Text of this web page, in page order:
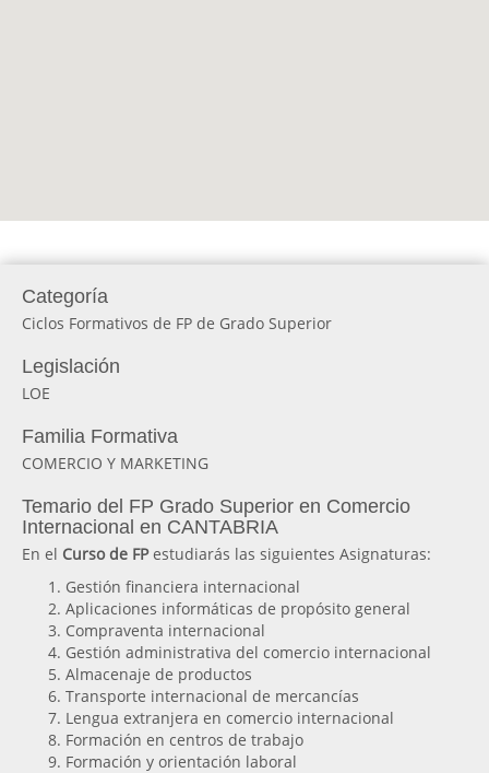
Categoría
Ciclos Formativos de FP de Grado Superior
Legislación
LOE
Familia Formativa
COMERCIO Y MARKETING
Temario del FP Grado Superior en Comercio
Internacional en CANTABRIA
En el Curso de FPestudiarás las siguientes Asignaturas:
Gestión financiera internacional
Aplicaciones informáticas de propósito general
Compraventa internacional
Gestión administrativa del comercio internacional
Almacenaje de productos
Transporte internacional de mercancías
Lengua extranjera en comercio internacional
Formación en centros de trabajo
Formación y orientación laboral